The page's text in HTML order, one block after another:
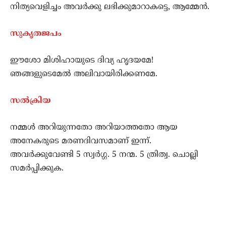
നിത്യവെളിച്ചം അവര്‍ക്കു ലഭിക്കുമാറാകട്ടെ, ആമ്മേന്‍.
സുകൃതജപം
ഈശോ മിശിഹായുടെ ദിവ്യ ഹൃദയമേ!
ഞങ്ങളുടെമേല്‍ അലിവായിരിക്കണമേ.
സല്‍ക്രിയ
നമ്മള്‍ അറിയുന്നതോ അറിയാത്തതോ ആയ
അനേകരുടെ മരണദിവസമാണ് ഇന്ന്‍.
അവര്‍ക്കുവേണ്ടി 5 സ്വര്‍ഗ്ഗ. 5 നന്മ. 5 ത്രിത്വ. ചൊല്ലി
സമര്‍പ്പിക്കുക.